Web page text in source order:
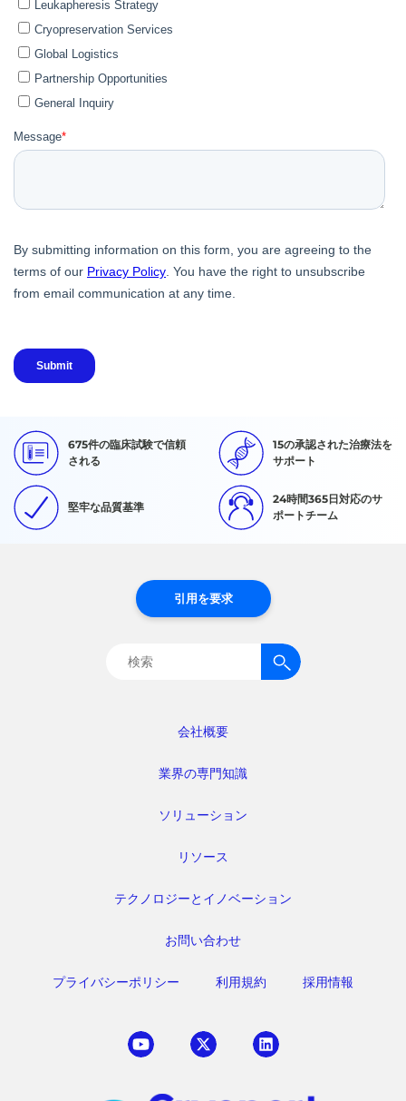
675件の臨床試験で信頼
される
15の承認された治療法を
サポート
堅牢な品質基準
24時間365日対応のサ
ポートチーム
会社概要
業界の専門知識
ソリューション
リソース
テクノロジーとイノベーション
お問い合わせ
プライバシーポリシー 利用規約 採用情報
引用を要求
検